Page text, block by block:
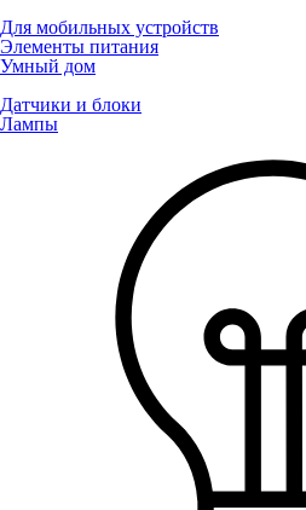
Для мобильных устройств
Элементы питания
Умный дом
Датчики и блоки
Лампы